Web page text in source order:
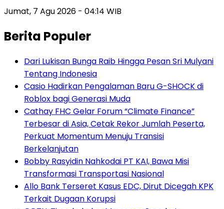
Jumat, 7 Agu 2026 - 04:14 WIB
Berita Populer
Dari Lukisan Bunga Raib Hingga Pesan Sri Mulyani
Tentang Indonesia
Casio Hadirkan Pengalaman Baru G-SHOCK di
Roblox bagi Generasi Muda
Cathay FHC Gelar Forum “Climate Finance”
Terbesar di Asia, Cetak Rekor Jumlah Peserta,
Perkuat Momentum Menuju Transisi
Berkelanjutan
Bobby Rasyidin Nahkodai PT KAI, Bawa Misi
Transformasi Transportasi Nasional
Allo Bank Terseret Kasus EDC, Dirut Dicegah KPK
Terkait Dugaan Korupsi